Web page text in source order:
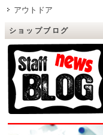
アウトドア
ショップブログ